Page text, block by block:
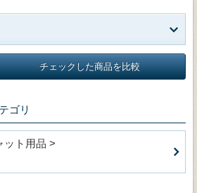
チェックした商品を比較
ゴリ
ット用品 >